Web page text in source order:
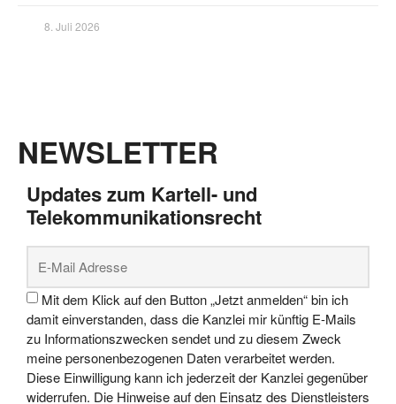
8. Juli 2026
NEWSLETTER
Updates zum Kartell- und
Telekommunikationsrecht
Mit dem Klick auf den Button „Jetzt anmelden“ bin ich
damit einverstanden, dass die Kanzlei mir künftig E-Mails
zu Informationszwecken sendet und zu diesem Zweck
meine personenbezogenen Daten verarbeitet werden.
Diese Einwilligung kann ich jederzeit der Kanzlei gegenüber
widerrufen. Die Hinweise auf den Einsatz des Dienstleisters